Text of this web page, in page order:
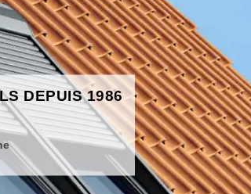
DEPUIS 1986